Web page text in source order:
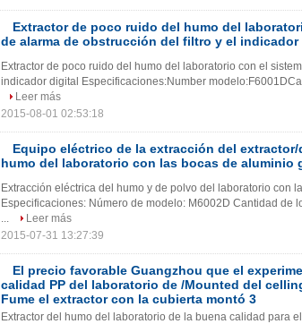
Extractor de poco ruido del humo del
de alarma de obstrucción del filtro y el indicador
Extractor de poco ruido del humo del laboratorio con el
indicador digital Especificaciones:Number
Leer más
2015-08-01 02:53:18
Equipo eléctrico de la extracción del
humo del laboratorio con las bocas de aluminio
Extracción eléctrica del humo y de polvo del laboratorio con
Especificaciones: Número de modelo: M6002D Cantidad de
...
Leer más
2015-07-31 13:27:39
El precio favorable Guangzhou que el
calidad PP del laboratorio de /Mounted del
Fume el extractor con la cubierta montó 3
Extractor del humo del laboratorio de la buena calidad para